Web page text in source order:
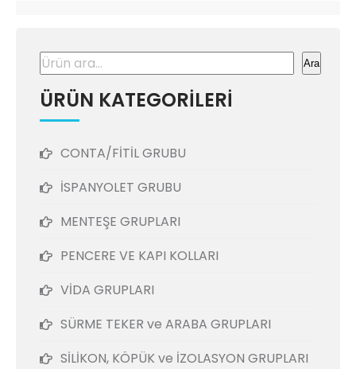
Ara Ara
ÜRÜN KATEGORİLERİ
CONTA/FİTİL GRUBU
İSPANYOLET GRUBU
MENTEŞE GRUPLARI
PENCERE VE KAPI KOLLARI
VİDA GRUPLARI
SÜRME TEKER ve ARABA GRUPLARI
SİLİKON, KÖPÜK ve İZOLASYON GRUPLARI